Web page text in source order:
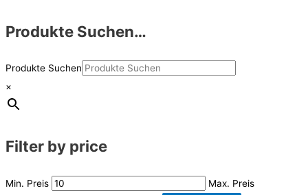
Produkte Suchen…
Produkte Suchen
×
Filter by price
Min. Preis
Max. Preis